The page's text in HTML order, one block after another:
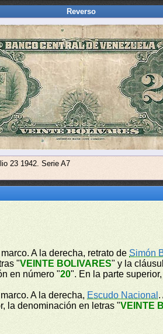
Reverso
23 1942. Serie A7
A la derecha, retrato deSimón
"VEINTE BOLIVARES" y la
en número "20". En la parte superior,
A la derecha, Escudo Nacional .
la denominación en letras "VEINTE